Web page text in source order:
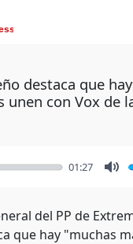
destaca que
unen con Vox de
01:27
del PP de
que hay "muchas